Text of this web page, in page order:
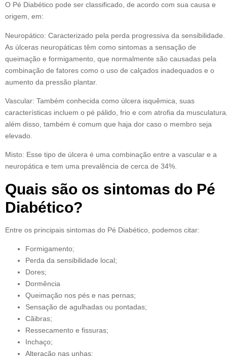
O Pé Diabético pode ser classificado, de acordo com sua causa e
origem, em:
Neuropático: Caracterizado pela perda progressiva da sensibilidade.
As úlceras neuropáticas têm como sintomas a sensação de
queimação e formigamento, que normalmente são causadas pela
combinação de fatores como o uso de calçados inadequados e o
aumento da pressão plantar.
Vascular: Também conhecida como úlcera isquêmica, suas
características incluem o pé pálido, frio e com atrofia da
além disso, também é comum que haja dor caso o membro seja
elevado.
Misto: Esse tipo de úlcera é uma combinação entre a vascular e a
neuropática e tem uma prevalência de cerca de 34%.
Quais são os sintomas do Pé
Diabético?
Entre os principais sintomas do Pé Diabético, podemos citar:
Formigamento;
Perda da sensibilidade local;
Dores;
Dormência
Queimação nos pés e nas pernas;
Sensação de agulhadas ou pontadas;
Cãibras;
Ressecamento e fissuras;
Inchaço;
Alteração nas unhas;